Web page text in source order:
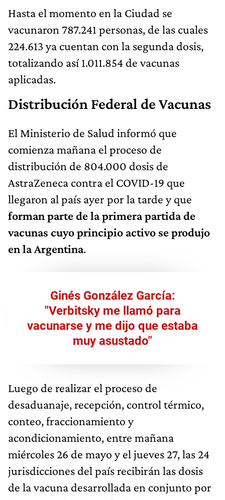
Hasta el momento en la Ciudad se
vacunaron 787.241 personas, de las cuales
224.613 ya cuentan con la segunda dosis,
totalizando así 1.011.854 de vacunas
aplicadas.
Distribución Federal de Vacunas
El Ministerio de Salud informó que
comienza mañana el proceso de
distribución de 804.000 dosis de
AstraZeneca contra el COVID-19 que
llegaron al país ayer por la tarde y que
forman parte de la primera partida de
vacunas cuyo principio activo se produjo
en la Argentina.
Ginés González García:
"Verbitsky me llamó para
vacunarse y me dijo que estaba
muy asustado"
Luego de realizar el proceso de
desaduanaje, recepción, control térmico,
conteo, fraccionamiento y
acondicionamiento, entre mañana
miércoles 26 de mayo y el jueves 27, las 24
jurisdicciones del país recibirán las dosis
de la vacuna desarrollada en conjunto por